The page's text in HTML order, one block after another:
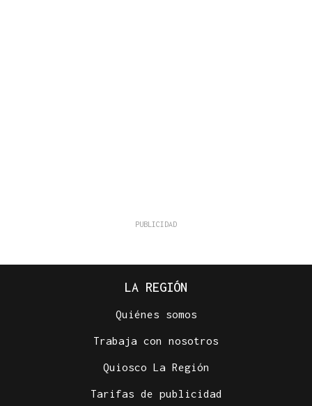
LA REGIÓN
Quiénes somos
Trabaja con nosotros
Quiosco La Región
Tarifas de publicidad